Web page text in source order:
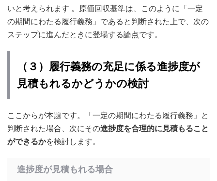
いと考えられます 。原価回収基準は、このように「一定
の期間にわたる履行義務」であると判断された上で、次の
ステップに進んだときに登場する論点です。
（３）履行義務の充足に係る進捗度が
見積もれるかどうかの検討
ここからが本題です。「一定の期間にわたる履行義務」と
判断された場合、次にその進捗度を合理的に見積もること
ができるかを検討します。
進捗度が見積もれる場合